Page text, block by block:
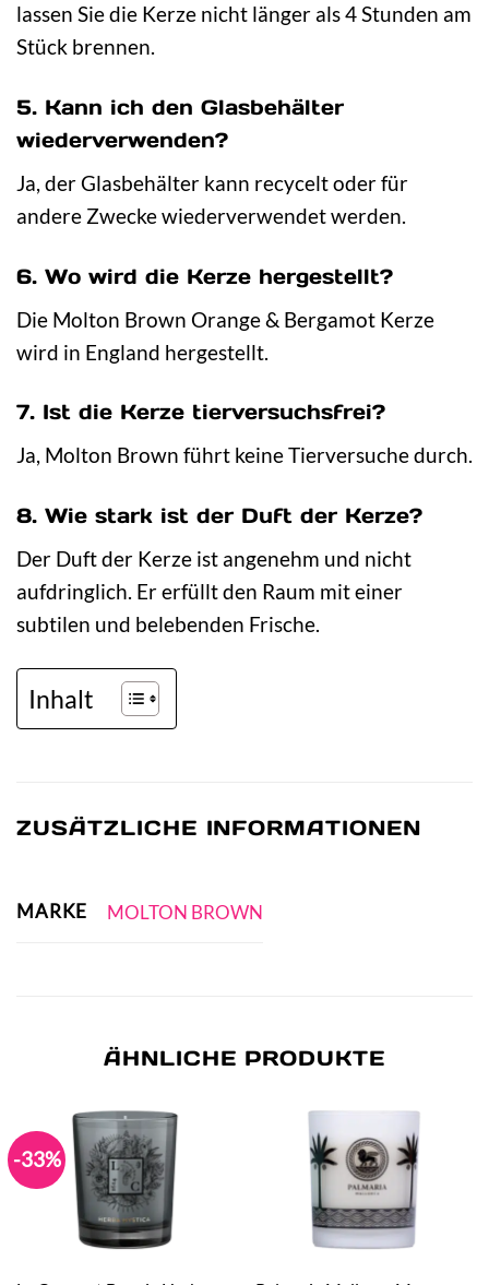
lassen Sie die Kerze nicht länger als 4 Stunden am
Stück brennen.
5. Kann ich den Glasbehälter
wiederverwenden?
Ja, der Glasbehälter kann recycelt oder für
andere Zwecke wiederverwendet werden.
6. Wo wird die Kerze hergestellt?
Die Molton Brown Orange & Bergamot Kerze
wird in England hergestellt.
7. Ist die Kerze tierversuchsfrei?
Ja, Molton Brown führt keine Tierversuche durch.
8. Wie stark ist der Duft der Kerze?
Der Duft der Kerze ist angenehm und nicht
aufdringlich. Er erfüllt den Raum mit einer
subtilen und belebenden Frische.
Inhalt
ZUSÄTZLICHE INFORMATIONEN
MARKE MOLTON BROWN
ÄHNLICHE PRODUKTE
-33%